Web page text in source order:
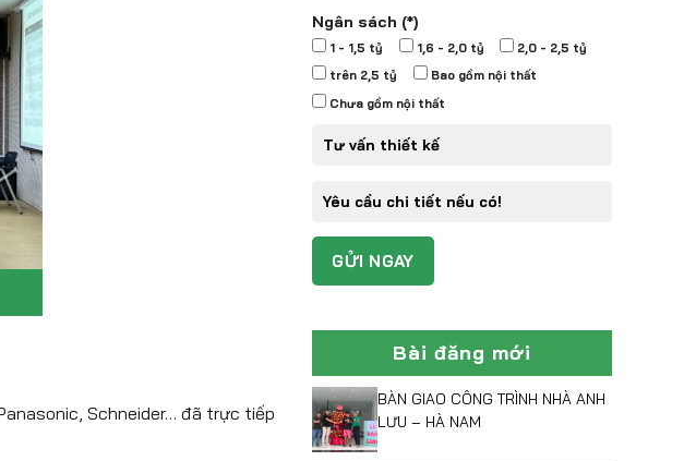
Schneider… đã trực tiếp
Ngân sách (*)
1 - 1,5 tỷ 1,6 - 2,0 tỷ
2,0 - 2,5 tỷ
trên 2,5 tỷ
Bao gồm nội thất
Chưa gồm nội thất
Bài đăng mới
BÀN GIAO CÔNG TRÌNH NHÀ ANH
LƯU – HÀ NAM